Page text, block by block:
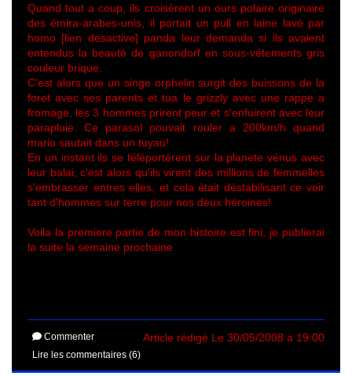
Quand tout a coup, ils croisèrent un ours polaire originaire
des émira-arabes-unis, il portait un pull en laine lavé par
homo [lien desactive] panda leur demanda si ils avaient
entendus la beauté de ganondorf en sous-vétements gris
couleur brique.
C'est alors que un singe orphelin surgit des buissons de la
foret avec ses parents et tua le grizzly avec une rappe a
fromage, les 3 hommes prirent peur et s'enfuirent avec leur
parapluie. Ce parasol pouvait rouler a 200km/h quand
mario sautait dans un tuyau!
En un instant ils se téléportèrent sur la planete vénus avec
leur balai, c'est alors qu'ils virent des millions de femmelles
s'embrasser entres elles, et cela était déstabilisant ce voir
tant d'hommes sur terre pour nos deux héroines!
Voila la premiere partie de mon histoire est fini, je publierai
la suite la semaine prochaine
Article rédigé Le 30/05/2008 à 19:00
Commenter
Lire les commentaires (6)